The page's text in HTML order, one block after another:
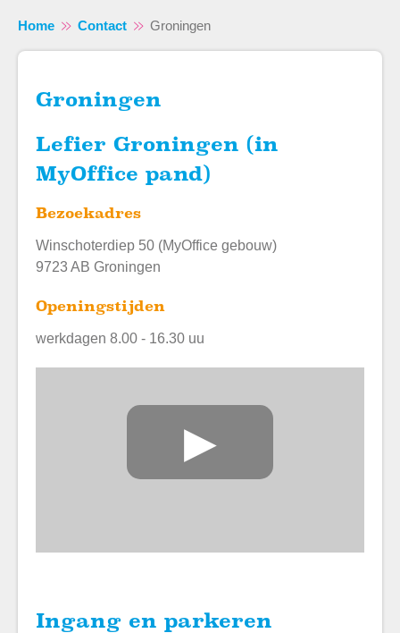
Naar hoofdinhoud
Naar hoofdnavigatiemenu
Naar zoeken
Home Contact Groningen
Groningen
Lefier Groningen (in
MyOffice pand)
Bezoekadres
Winschoterdiep 50 (MyOffice gebouw)
9723 AB Groningen
Openingstijden
werkdagen 8.00 - 16.30 uu
▶
Ingang en parkeren